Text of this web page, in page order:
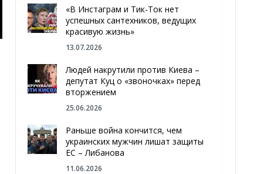
«В Инстаграм и Тик-Ток нет
успешных сантехников, ведущих
красивую жизнь»
13.07.2026
Людей накрутили против Киева –
депутат Куц о «звоночках» перед
вторжением
25.06.2026
Раньше война кончится, чем
украинских мужчин лишат защиты
ЕС – Либанова
11.06.2026